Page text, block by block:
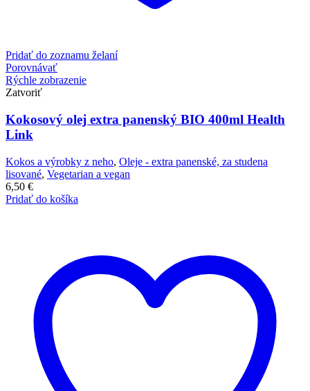
Pridať do zoznamu želaní
Porovnávať
Rýchle zobrazenie
Zatvoriť
Kokosový olej extra panenský BIO 400ml Health
Link
Kokos a výrobky z neho, Oleje - extra panenské, za studena
lisované, Vegetarian a vegan
6,50 €
Pridať do košíka